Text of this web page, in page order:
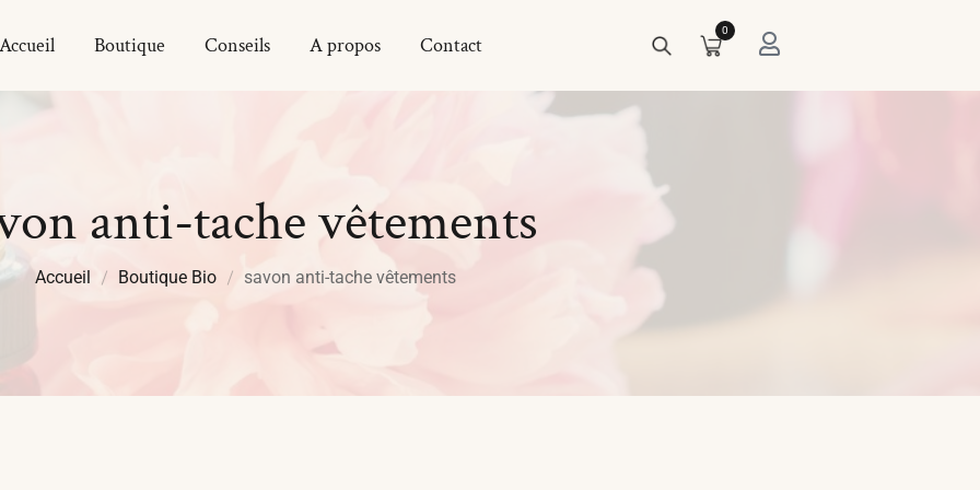
Boutique Conseils A propos Contact
0
anti-tache vêtements
Accueil Boutique Bio savon anti-tache vêtements